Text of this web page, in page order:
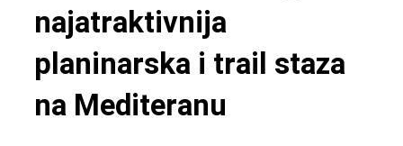
najatraktivnija
planinarska i trail staza
na Mediteranu